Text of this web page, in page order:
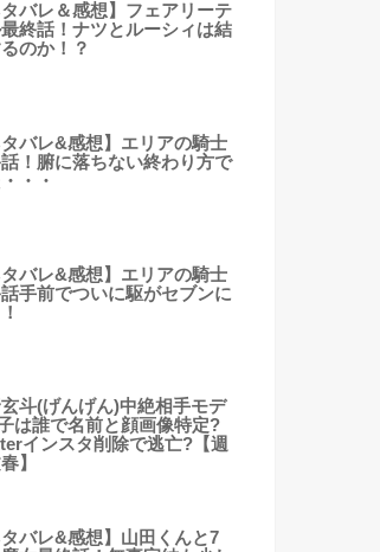
タバレ＆感想】フェアリーテ
終話！ナツとルーシィは結
のか！？
タバレ&感想】エリアの騎士
！腑に落ちない終わり方で
・・
タバレ&感想】エリアの騎士
手前でついに駆がセブンに
斗(げんげん)中絶相手モデ
は誰で名前と顔画像特定?
インスタ削除で逃亡?【週
】
タバレ&感想】山田くんと7